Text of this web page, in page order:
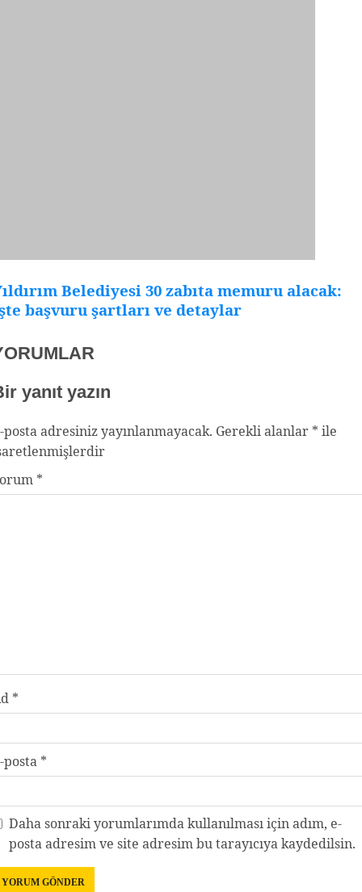
Belediyesi 30 zabıta memuru alacak:
başvuru şartları ve detaylar
yanıt yazın
posta adresiniz yayınlanmayacak. Gerekli alanlar * ile
*
*
posta *
Daha sonraki yorumlarımda kullanılması için adım, e-
posta adresim ve site adresim bu tarayıcıya kaydedilsin.